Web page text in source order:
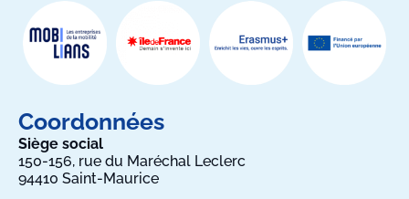
Coordonnées
Siège social
150-156, rue du Maréchal Leclerc
94410 Saint-Maurice